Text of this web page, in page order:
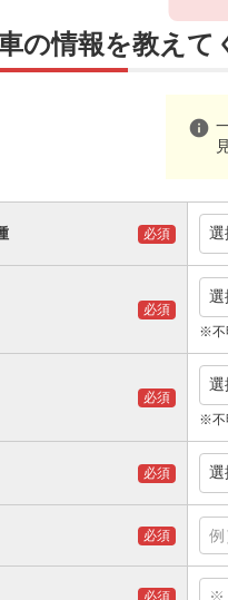
の情報を教えて
info
必須 選
必須
選
※不
必須
選
※不
必須 選
必須
必須